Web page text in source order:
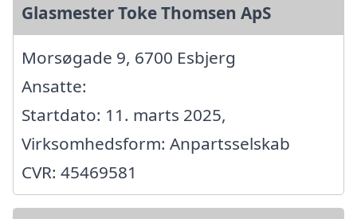
Glasmester Toke Thomsen ApS
Morsøgade 9, 6700 Esbjerg
Ansatte:
Startdato: 11. marts 2025,
Virksomhedsform: Anpartsselskab
CVR: 45469581